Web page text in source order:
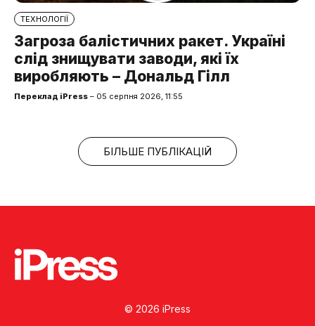
ТЕХНОЛОГІЇ
Загроза балістичних ракет. Україні
слід знищувати заводи, які їх
виробляють – Дональд Гілл
Переклад iPress – 05 серпня 2026, 11:55
БІЛЬШЕ ПУБЛІКАЦІЙ
© 2026 iPress